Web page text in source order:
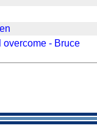
- Bruce